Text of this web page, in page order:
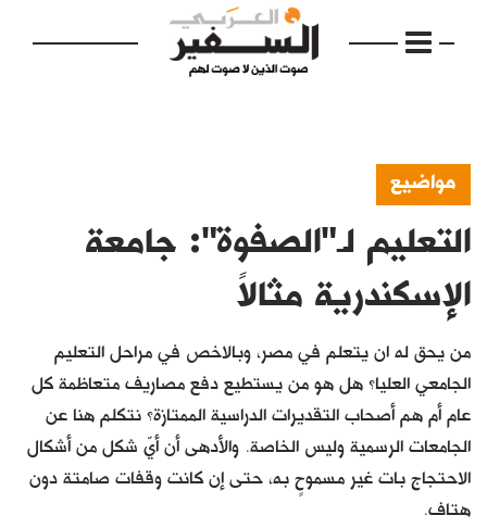
الرئيسية
مواضيع
إفتتاحية
فكرة
دفاتر
بالصورة
كتّابنا
مواضيع
التعليم لـ"الصفوة": جامعة
الإسكندرية مثالاً
من يحق له ان يتعلم في مصر، وبالاخص في مراحل التعليم
الجامعي العليا؟ هل هو من يستطيع دفع مصاريف متعاظمة كل
عام أم هم أصحاب التقديرات الدراسية الممتازة؟ نتكلم هنا عن
الجامعات الرسمية وليس الخاصة. والأدهى أن أيّ شكل من أشكال
الاحتجاج بات غير مسموحٍ به، حتى إن كانت وقفات صامتة دون
هتاف.